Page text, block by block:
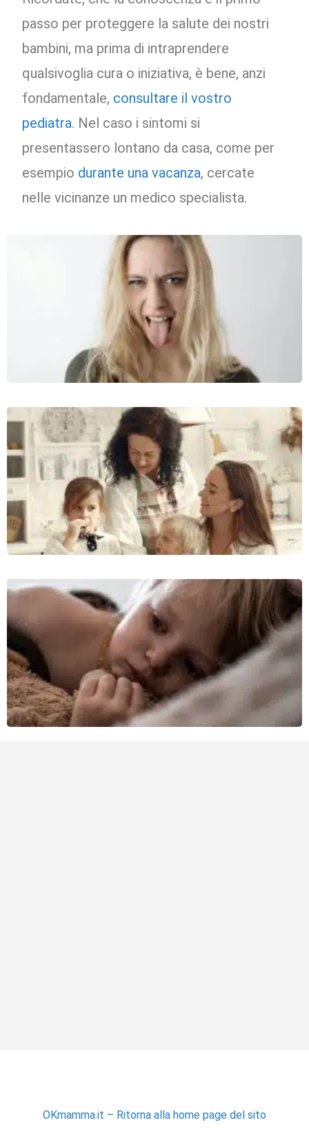
passo per proteggere la salute dei nostri
bambini, ma prima di intraprendere
qualsivoglia cura o iniziativa, è bene, anzi
fondamentale, consultare il vostro
pediatra. Nel caso i sintomi si
presentassero lontano da casa, come per
esempio durante una vacanza, cercate
nelle vicinanze un medico specialista.
OKmamma.it – Ritorna alla home page del sito